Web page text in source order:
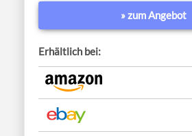
» zum Angebot
Erhältlich bei: